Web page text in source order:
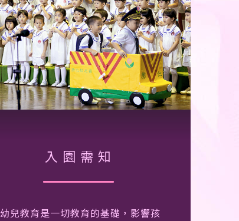
入園需知
幼兒教育是一切教育的基礎，影響孩